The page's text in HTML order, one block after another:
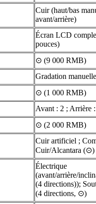
Cuir (haut/bas
avant/arrière)
Écran LCD
pouces)
⊙ (9 000 RMB)
Gradation
⊙ (1 000 RMB)
Avant : 2 ; Arrière
⊙ (2 000 RMB)
Cuir artificiel ;
Cuir/Alcantara (⊙)
Électrique
(avant/arrière/
(4 directions));
(4 directions, ⊙)